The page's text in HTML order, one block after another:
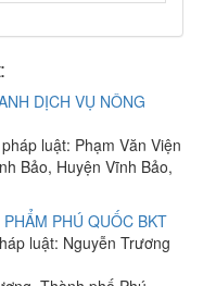
DỊCH VỤ NÔNG
luật: Phạm Văn Viện
Bảo, Huyện Vĩnh Bảo,
PHÚ QUỐC BKT
luật: Nguyễn Trương